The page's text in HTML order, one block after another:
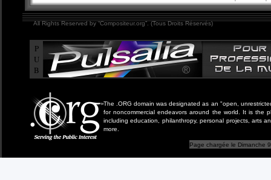
All Rights Reserved by “Compositeur.org”. (Tous Droits Réservés)
P
U
B
The .ORG domain was designated as an "open,
for noncommercial endeavors around the world. It is the
including education, philanthropy, personal projects, arts
more.
Page chargée le Dimanche